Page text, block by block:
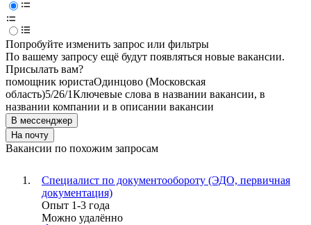
Попробуйте изменить запрос или фильтры
По вашему запросу ещё будут появляться новые вакансии.
Присылать вам?
помощник юристаОдинцово (Московская
область)5/26/1Ключевые слова в названии вакансии, в
названии компании и в описании вакансии
В мессенджер
На почту
Вакансии по похожим запросам
Специалист по документообороту (ЭДО, первичная
документация)
Опыт 1-3 года
Можно удалённо